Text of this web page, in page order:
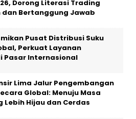
Dorong Literasi Trading
dan Bertanggung Jawab
Pusat Distribusi Suku
Perkuat Layanan
Pasar Internasional
Lima Jalur Pengembangan
Global: Menuju Masa
Lebih Hijau dan Cerdas